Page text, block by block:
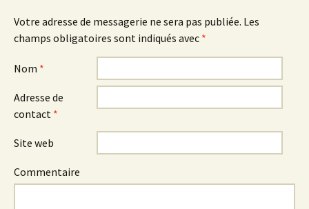
Votre adresse de messagerie ne sera pas publiée. Les
champs obligatoires sont indiqués avec *
Nom *
Adresse de
contact *
Site web
Commentaire